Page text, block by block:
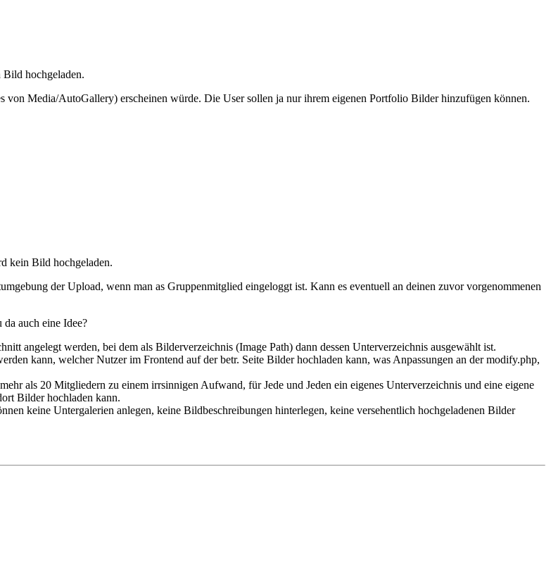
hochgeladen.
Media/AutoGallery) erscheinen würde. Die User sollen ja nur ihrem eigenen Portfolio Bilder hinzufügen können.
kein Bild hochgeladen.
der Upload, wenn man as Gruppenmitglied eingeloggt ist. Kann es eventuell an deinen zuvor vorgenommenen
auch eine Idee?
angelegt werden, bei dem als Bilderverzeichnis (Image Path) dann dessen Unterverzeichnis ausgewählt ist.
kann, welcher Nutzer im Frontend auf der betr. Seite Bilder hochladen kann, was Anpassungen an der modify.php,
als 20 Mitgliedern zu einem irrsinnigen Aufwand, für Jede und Jeden ein eigenes Unterverzeichnis und eine eigene
Bilder hochladen kann.
keine Untergalerien anlegen, keine Bildbeschreibungen hinterlegen, keine versehentlich hochgeladenen Bilder